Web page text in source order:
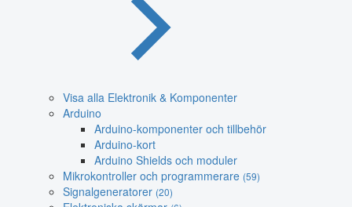
Visa alla Elektronik & Komponenter
Arduino
Arduino-komponenter och tillbehör
Arduino-kort
Arduino Shields och moduler
Mikrokontroller och programmerare (59)
Signalgeneratorer (20)